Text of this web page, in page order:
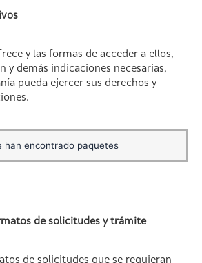
y las formas de acceder a ellos,
y demás indicaciones necesarias,
pueda ejercer sus derechos y
han encontrado paquetes
de solicitudes y trámite
de solicitudes que se requieran